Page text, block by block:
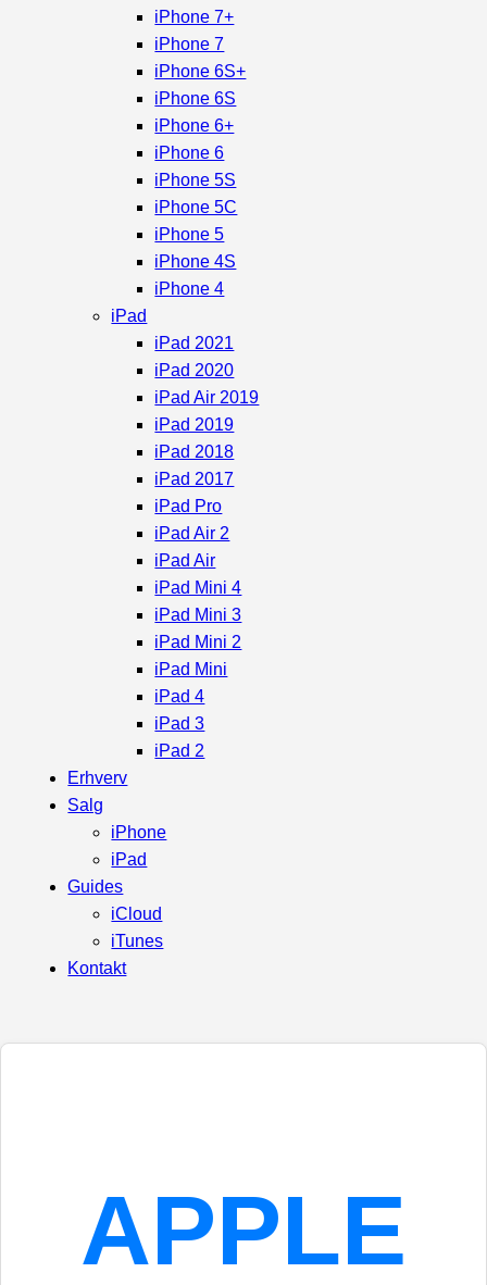
iPhone 7+
iPhone 7
iPhone 6S+
iPhone 6S
iPhone 6+
iPhone 6
iPhone 5S
iPhone 5C
iPhone 5
iPhone 4S
iPhone 4
iPad
iPad 2021
iPad 2020
iPad Air 2019
iPad 2019
iPad 2018
iPad 2017
iPad Pro
iPad Air 2
iPad Air
iPad Mini 4
iPad Mini 3
iPad Mini 2
iPad Mini
iPad 4
iPad 3
iPad 2
Erhverv
Salg
iPhone
iPad
Guides
iCloud
iTunes
Kontakt
APPLE